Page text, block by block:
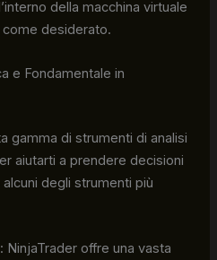
della macchina virtuale
desiderato.
e Fondamentale in
gamma di strumenti di analisi
aiutarti a prendere decisioni
degli strumenti più
NinjaTrader offre una vasta